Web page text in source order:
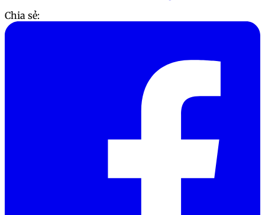
Chia sẻ: